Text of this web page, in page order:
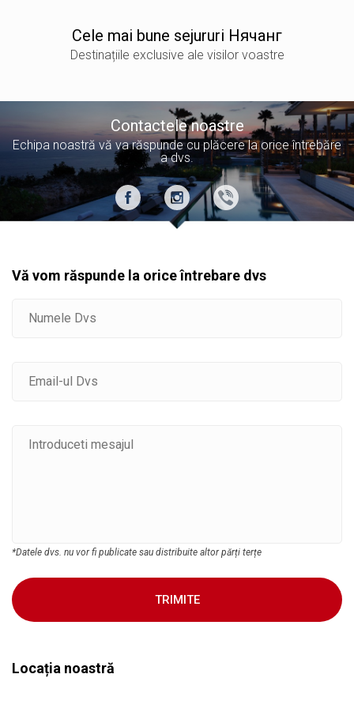
Сele mai bune sejururi Нячанг
Destinațiile exclusive ale visilor voastre
Contactele noastre
Echipa noastră vă va răspunde cu plăcere la orice întrebăre
a dvs.
Vă vom răspunde la orice întrebare dvs
*Datele dvs. nu vor fi publicate sau distribuite altor părți terțe
TRIMITE
Locația noastră